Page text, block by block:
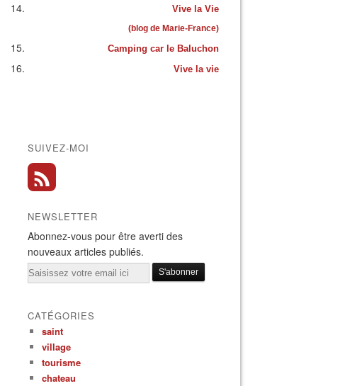
Vive la Vie
(blog de Marie-France)
Camping car le Baluchon
Vive la vie
SUIVEZ-MOI
NEWSLETTER
Abonnez-vous pour être averti des
nouveaux articles publiés.
Email
CATÉGORIES
saint
village
tourisme
chateau